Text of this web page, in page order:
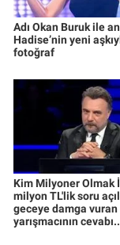
Adı Okan Buruk ile
Hadise’nin yeni
fotoğraf
Kim Milyoner Olmak
milyon TL'lik soru
geceye damga vuran
yarışmacının